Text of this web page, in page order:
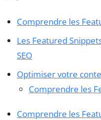
Comprendre les
Les Featured
SEO
Optimiser votre
Comprendre les
Comprendre les